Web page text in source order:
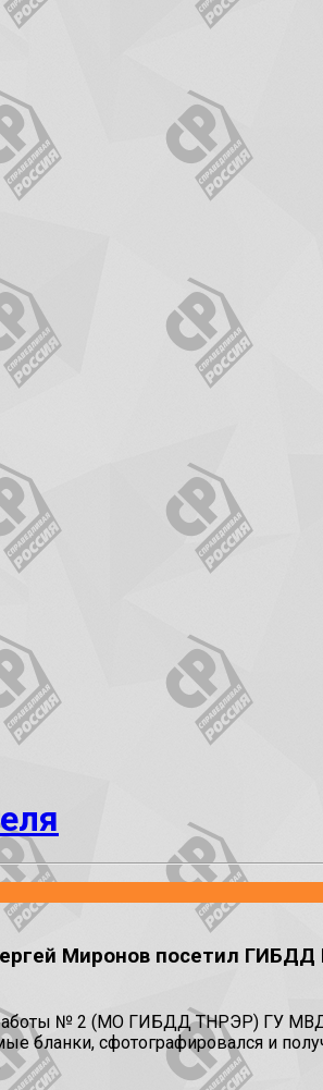
Миронов посетил
работы № 2 (МО ГИБДД ТНРЭР) ГУ
бланки, сфотографировался и